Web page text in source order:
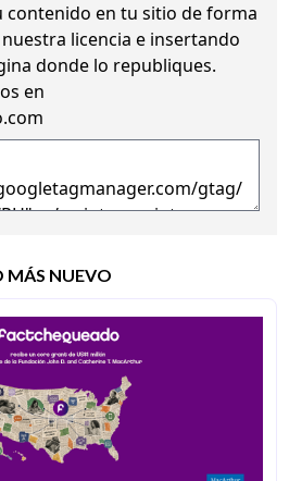
contenido en tu sitio de forma
licencia e insertando
donde lo republiques.
en
MÁS NUEVO